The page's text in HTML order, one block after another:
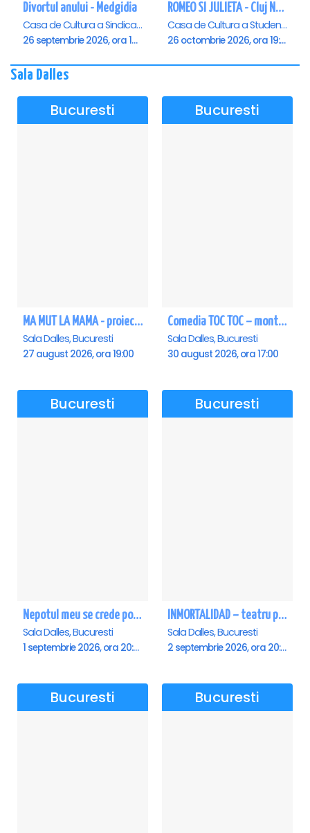
Divortul anului - Medgidia
Casa de Cultura a Sindicatelor Lucian Grigorescu, Medgidia
26 septembrie 2026, ora 19:00
ROMEO SI JULIETA - Cluj Napoca
Casa de Cultura a Studentilor Dumitru Farcas, Cluj-Napoca
26 octombrie 2026, ora 19:00
Sala Dalles
Bucuresti
MA MUT LA MAMA - proiectie film Dalles
Sala Dalles, Bucuresti
27 august 2026, ora 19:00
Bucuresti
Comedia TOC TOC – montarea originală
Sala Dalles, Bucuresti
30 august 2026, ora 17:00
Bucuresti
Nepotul meu se crede poet - Sala Dalles
Sala Dalles, Bucuresti
1 septembrie 2026, ora 20:00
Bucuresti
INMORTALIDAD – teatru poetic cu Magda Catone & Maxim Belciug
Sala Dalles, Bucuresti
2 septembrie 2026, ora 20:00
Bucuresti Bucuresti